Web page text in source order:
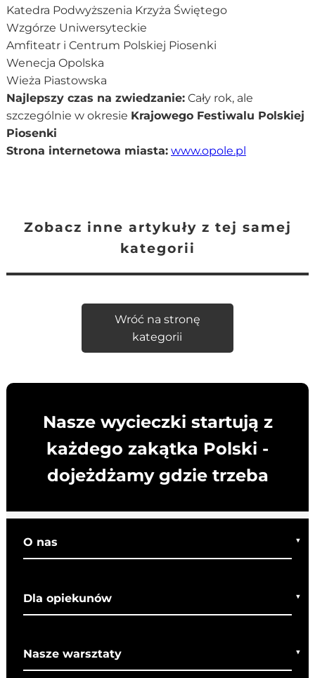
Katedra Podwyższenia Krzyża Świętego
Wzgórze Uniwersyteckie
Amfiteatr i Centrum Polskiej Piosenki
Wenecja Opolska
Wieża Piastowska
Najlepszy czas na zwiedzanie:Cały rok, ale
szczególnie w okresie Krajowego Festiwalu Polskiej
Piosenki
Strona internetowa miasta: www.opole.pl
Zobacz inne artykuły z tej samej
kategorii
Wróć na stronę
kategorii
Nasze wycieczki startują z
każdego zakątka Polski -
dojeżdżamy gdzie trzeba
O nas
Co o nas mówią
Dla opiekunów
Bezpieczeństwo
Nasze warsztaty